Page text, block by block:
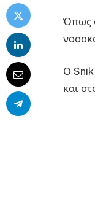
Όπως
Ο Snik
και